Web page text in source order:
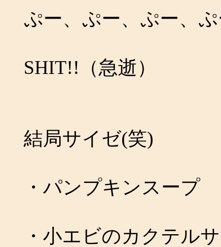
ぷー、ぷー、ぷー、
SHIT!!（急逝）
結局サイゼ(笑)
・パンプキンスープ
・小エビのカクテル